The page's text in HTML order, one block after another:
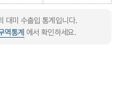
대미 수출입 통계입니다.
역통계 에서 확인하세요.